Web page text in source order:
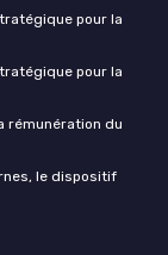
pour la
pour la
rémunération du
le dispositif